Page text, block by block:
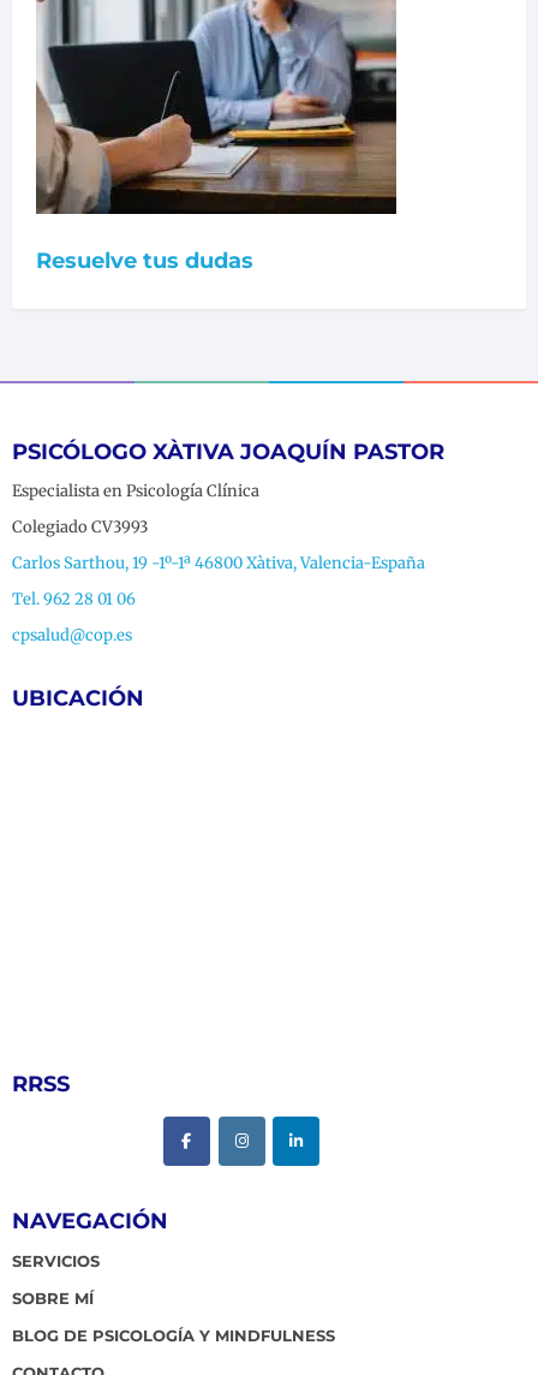
Resuelve tus dudas
PSICÓLOGO XÀTIVA JOAQUÍN PASTOR
Especialista en Psicología Clínica
Colegiado CV3993
Carlos Sarthou, 19 -1º-1ª 46800 Xàtiva, Valencia-España
Tel. 962 28 01 06
cpsalud@cop.es
UBICACIÓN
RRSS
NAVEGACIÓN
SERVICIOS
SOBRE MÍ
BLOG DE PSICOLOGÍA Y MINDFULNESS